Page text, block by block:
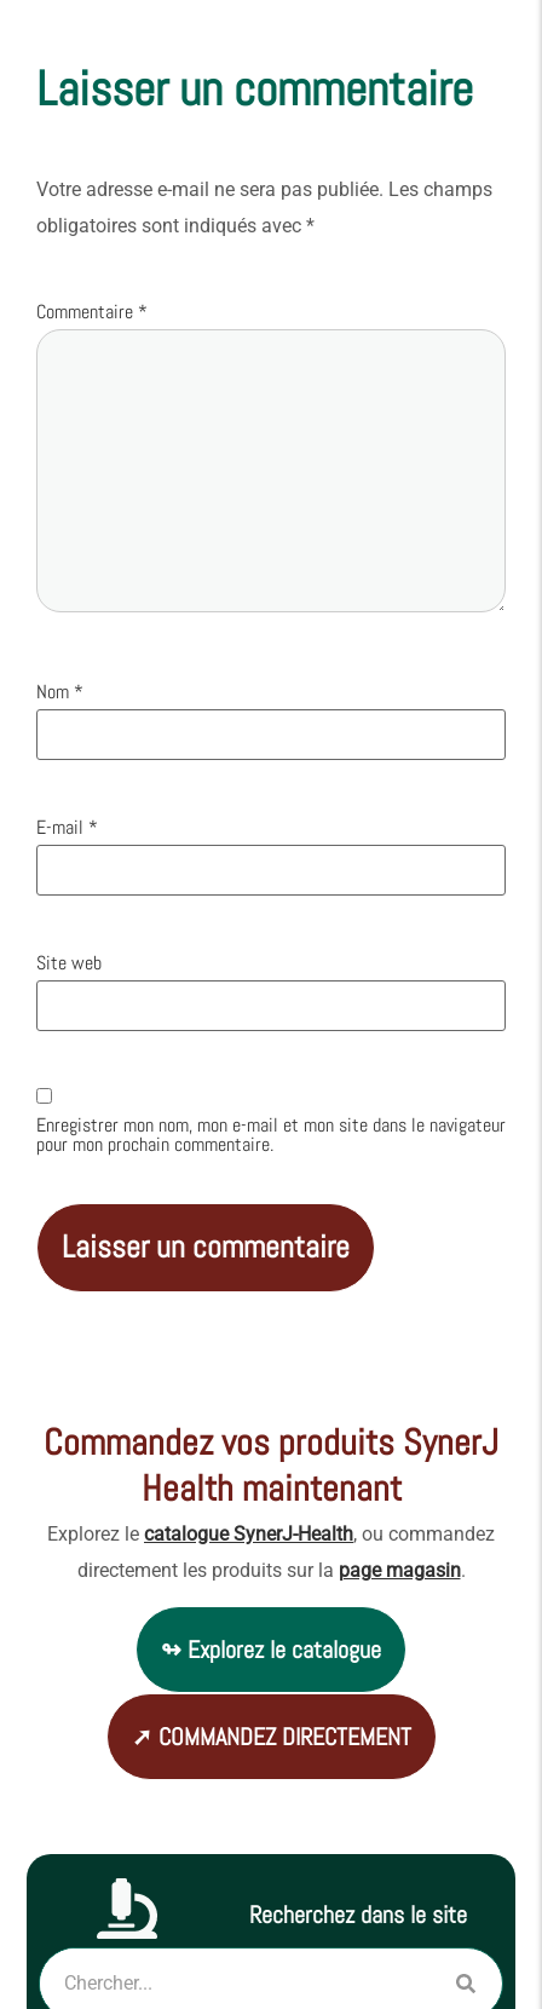
Laisser un commentaire
Votre adresse e-mail ne sera pas publiée. Les champs
obligatoires sont indiqués avec *
Commentaire *
Nom *
E-mail *
Site web
Enregistrer mon nom, mon e-mail et mon site dans le navigateur
pour mon prochain commentaire.
Commandez vos produits SynerJ
Health maintenant
Explorez le catalogue SynerJ-Health, ou commandez
directement les produits sur la page magasin.
↬ Explorez le catalogue
➚ COMMANDEZ DIRECTEMENT
Recherchez dans le site